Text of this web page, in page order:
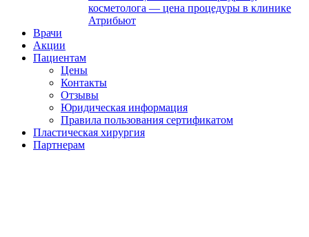
косметолога — цена процедуры в клинике
Атрибьют
Врачи
Акции
Пациентам
Цены
Контакты
Отзывы
Юридическая информация
Правила пользования сертификатом
Пластическая хирургия
Партнерам